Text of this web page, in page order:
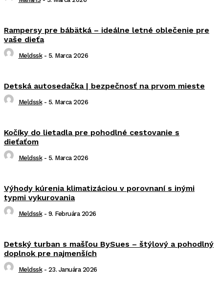
Rampersy pre bábätká – ideálne letné oblečenie pre
vaše dieťa
Meldssk - 5. Marca 2026
Detská autosedačka | bezpečnosť na prvom mieste
Meldssk - 5. Marca 2026
Kočíky do lietadla pre pohodlné cestovanie s
dieťaťom
Meldssk - 5. Marca 2026
Výhody kúrenia klimatizáciou v porovnaní s inými
typmi vykurovania
Meldssk - 9. Februára 2026
Detský turban s mašľou BySues – štýlový a pohodlný
doplnok pre najmenších
Meldssk - 23. Januára 2026